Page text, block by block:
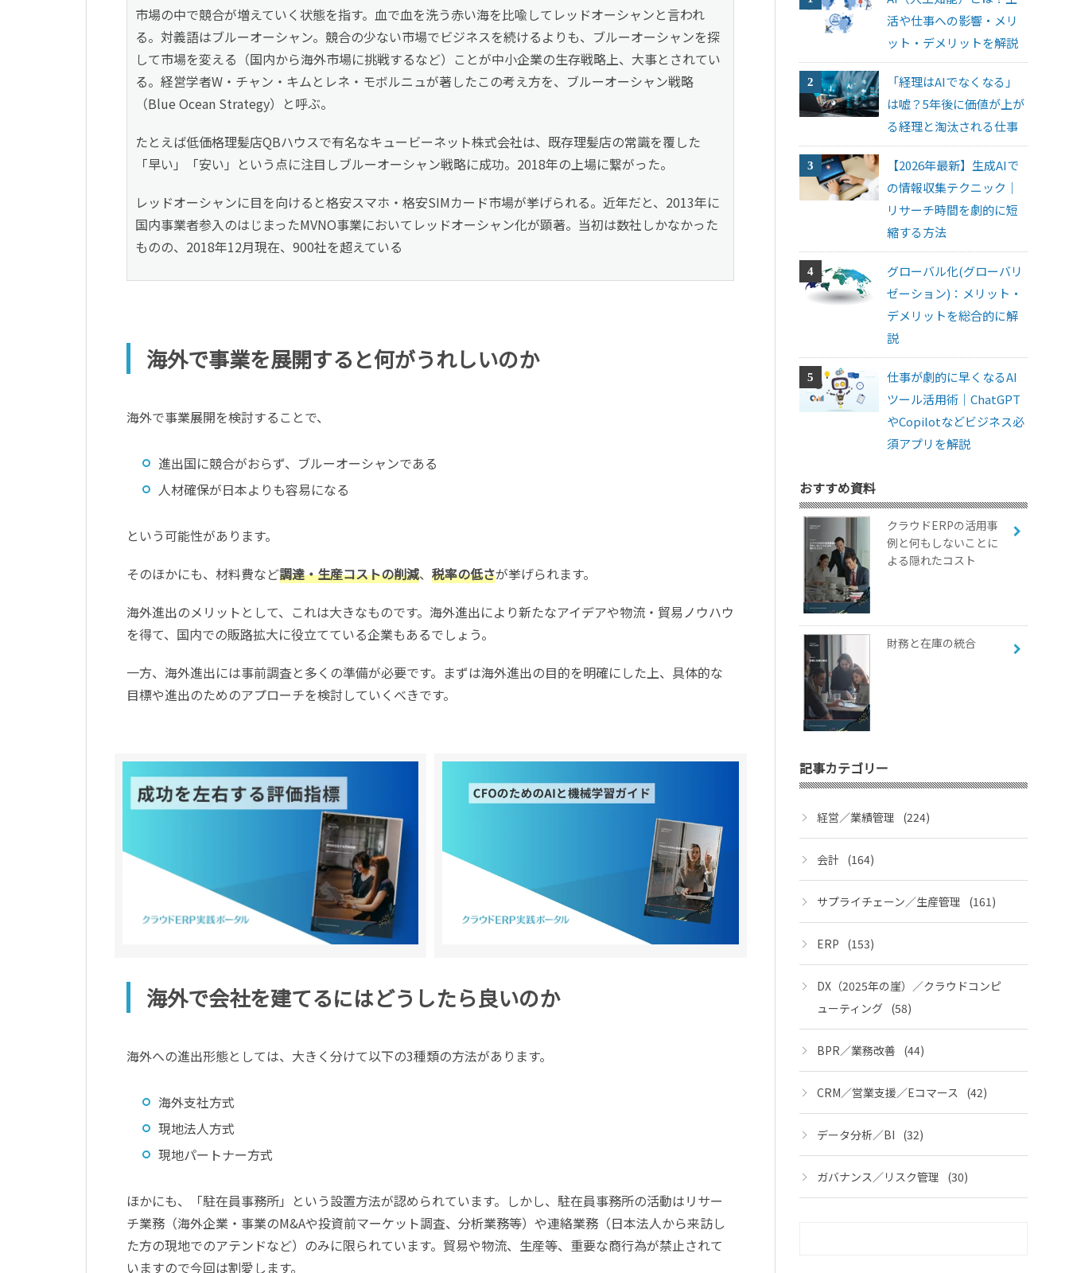
市場の中で競合が増えていく状態を指す。血で血を洗う赤い海を比喩してレッドオーシャンと言われ
る。対義語はブルーオーシャン。競合の少ない市場でビジネスを続けるよりも、ブルーオーシャンを探
して市場を変える（国内から海外市場に挑戦するなど）ことが中小企業の生存戦略上、大事とされてい
る。経営学者W・チャン・キムとレネ・モボルニュが著したこの考え方を、ブルーオーシャン戦略
（Blue Ocean Strategy）と呼ぶ。
たとえば低価格理髪店QBハウスで有名なキュービーネット株式会社は、既存理髪店の常識を覆した
「早い」「安い」という点に注目しブルーオーシャン戦略に成功。2018年の上場に繋がった。
レッドオーシャンに目を向けると格安スマホ・格安SIMカード市場が挙げられる。近年だと、2013年に
国内事業者参入のはじまったMVNO事業においてレッドオーシャン化が顕著。当初は数社しかなかった
ものの、2018年12月現在、900社を超えている
海外で事業を展開すると何がうれしいのか
海外で事業展開を検討することで、
進出国に競合がおらず、ブルーオーシャンである
人材確保が日本よりも容易になる
という可能性があります。
そのほかにも、材料費など調達・生産コストの削減、 税率の低さが挙げられます。
海外進出のメリットとして、これは大きなものです。海外進出により新たなアイデアや物流・貿易ノウハウ
を得て、国内での販路拡大に役立てている企業もあるでしょう。
一方、海外進出には事前調査と多くの準備が必要です。まずは海外進出の目的を明確にした上、具体的な
目標や進出のためのアプローチを検討していくべきです。
海外で会社を建てるにはどうしたら良いのか
海外への進出形態としては、大きく分けて以下の3種類の方法があります。
海外支社方式
現地法人方式
現地パートナー方式
ほかにも、「駐在員事務所」という設置方法が認められています。しかし、駐在員事務所の活動はリサー
チ業務（海外企業・事業のM&Aや投資前マーケット調査、分析業務等）や連絡業務（日本法人から来訪し
た方の現地でのアテンドなど）のみに限られています。貿易や物流、生産等、重要な商行為が禁止されて
いますので今回は割愛します。
活や仕事への影響・メリ
ット・デメリットを解説
「経理はAIでなくなる」
は嘘？5年後に価値が上が
る経理と淘汰される仕事
【2026年最新】生成AIで
の情報収集テクニック｜
リサーチ時間を劇的に短
縮する方法
グローバル化(グローバリ
ゼーション)：メリット・
デメリットを総合的に解
説
仕事が劇的に早くなるAI
ツール活用術｜ChatGPT
やCopilotなどビジネス必
須アプリを解説
おすすめ資料
クラウドERPの活用事
例と何もしないことに
よる隠れたコスト
財務と在庫の統合
記事カテゴリー
経営／業績管理 (224)
会計 (164)
サプライチェーン／生産管理 (161)
ERP (153)
DX（2025年の崖）／クラウドコンピ
ューティング (58)
BPR／業務改善 (44)
CRM／営業支援／Eコマース (42)
データ分析／BI (32)
ガバナンス／リスク管理 (30)